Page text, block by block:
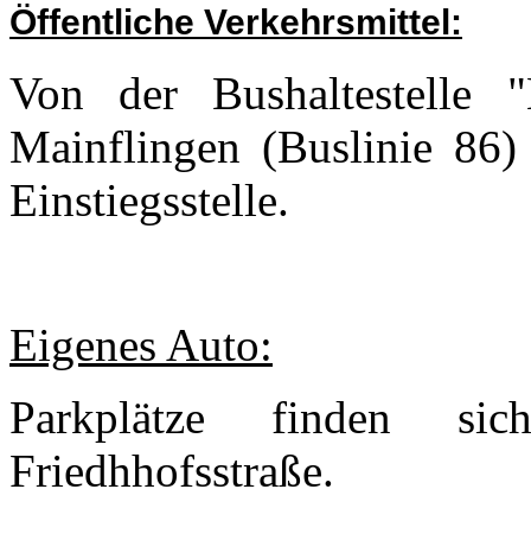
Öffentliche Verkehrsmittel:
Von der Bushaltestelle
Mainflingen (Buslinie
Einstiegsstelle.
Eigenes Auto:
Parkplätze finden
Friedhhofsstraße.